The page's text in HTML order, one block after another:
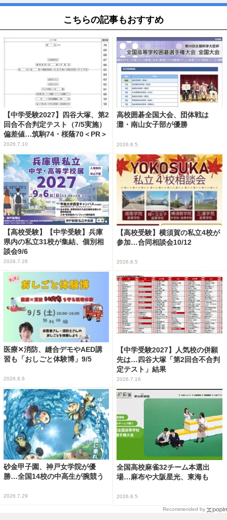
こちらの記事もおすすめ
【中学受験2027】四谷大塚、第2
回合不合判定テスト（7/5実施）
偏差値…筑駒74・桜蔭70＜PR＞
2026.7.10
高校囲碁全国大会、団体戦は
灘・南山女子部が優勝
2026.8.5
【高校受験】【中学受験】兵庫
県内の私立31校が集結、個別相
談会9/6
2026.7.28
【高校受験】横須賀の私立4校が
参加…合同相談会10/12
2026.8.5
医療✕消防、縫合デモやAED講
習も「おしごと体験博」9/5
2026.8.6
【中学受験2027】人気校の併願
先は…四谷大塚「第2回合不合判
定テスト」結果
2026.7.16
砂金甲子園、神戸女学院が優
勝…全国14校の中高生が腕競う
2026.7.29
全国高校麻雀32チーム本選出
場…麻布や大阪星光、東海も
2026.8.5
Recommended by